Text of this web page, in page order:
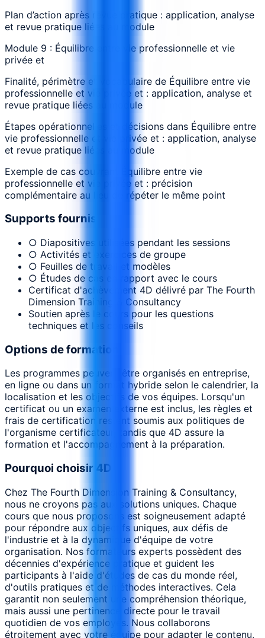
Plan d’action après revue pratique : application, analyse
et revue pratique liées au module
Module 9 : Équilibre entre vie professionnelle et vie
privée et
Finalité, périmètre et vocabulaire de Équilibre entre vie
professionnelle et vie privée et : application, analyse et
revue pratique liées au module
Étapes opérationnelles et décisions dans Équilibre entre
vie professionnelle et vie privée et : application, analyse
et revue pratique liées au module
Exemple de cas couvrant Équilibre entre vie
professionnelle et vie privée et : précision
complémentaire au lieu de répéter le même point
Supports fournis
○ Diapositives utilisées pendant les sessions
○ Activités et exercices de groupe
○ Feuilles de travail et modèles
○ Études de cas en rapport avec le cours
Certificat d'achèvement 4D délivré par The Fourth
Dimension Training & Consultancy
Soutien après le cours pour les questions
techniques et les conseils
Options de formation
Les programmes peuvent être organisés en entreprise,
en ligne ou dans un format hybride selon le calendrier, la
localisation et les objectifs de vos équipes. Lorsqu'un
certificat ou un examen externe est inclus, les règles et
frais de certification restent soumis aux politiques de
l'organisme certificateur, tandis que 4D assure la
formation et l'accompagnement à la préparation.
Pourquoi choisir 4D
Chez The Fourth Dimension Training & Consultancy,
nous ne croyons pas aux solutions uniques. Chaque
cours que nous proposons est soigneusement adapté
pour répondre aux objectifs uniques, aux défis de
l'industrie et à la dynamique d'équipe de votre
organisation. Nos formateurs experts possèdent des
décennies d'expérience pratique et guident les
participants à l'aide d'études de cas du monde réel,
d'outils pratiques et de méthodes interactives. Cela
garantit non seulement une compréhension théorique,
mais aussi une pertinence directe pour le travail
quotidien de vos employés. Nous collaborons
étroitement avec votre équipe pour adapter le contenu,